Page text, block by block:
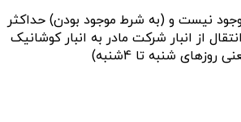
موجود نیست و (به شرط موجود بودن) حداکثر
از انبار شرکت مادر به انبار کوشانیک
شنبه تا 4شنبه)